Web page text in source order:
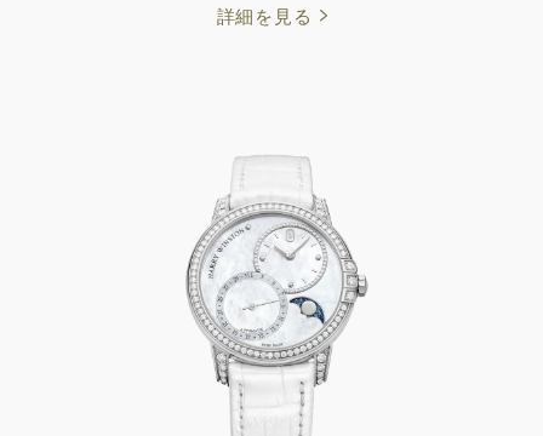
詳細を見る